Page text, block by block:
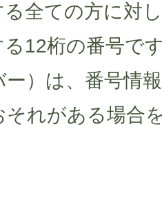
全ての方に対
12桁の番号で
ー）は、番号情
それがある場合